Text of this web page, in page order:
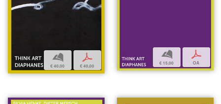
b
€ 40,00
p
€ 40,00
b
€ 15,00
p
OA